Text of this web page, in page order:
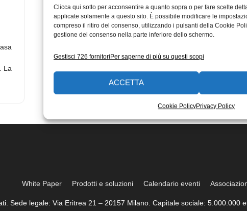
Clicca qui sotto per acconsentire a quanto sopra o per fare scelte
applicate solamente a questo sito. È possibile modificare le
compreso il ritiro del consenso, utilizzando i pulsanti della Cookie
gestione del consenso nella parte inferiore dello schermo.
Gestisci 726 fornitoriPer saperne di più su questi scopi
ACCETTA
Cookie PolicyPrivacy Policy
La
White Paper Prodotti e soluzioni Calendario eventi
Sede legale: Via Eritrea 21 – 20157 Milano. Capitale sociale: